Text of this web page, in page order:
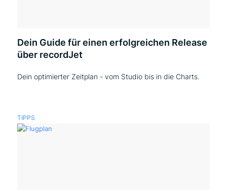
Dein Guide für einen erfolgreichen Release
über recordJet
Dein optimierter Zeitplan - vom Studio bis in die Charts.
TIPPS